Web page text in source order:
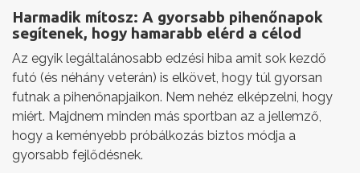
Harmadik mítosz: A gyorsabb pihenőnapok
segítenek, hogy hamarabb elérd a célod
Az egyik legáltalánosabb edzési hiba amit sok kezdő
futó (és néhány veterán) is elkövet, hogy túl gyorsan
futnak a pihenőnapjaikon. Nem nehéz elképzelni, hogy
miért. Majdnem minden más sportban az a jellemző,
hogy a keményebb próbálkozás biztos módja a
gyorsabb fejlődésnek.